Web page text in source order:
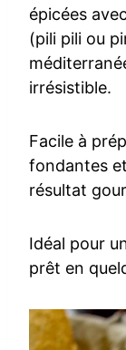
épicées
(pili pili ou
irrésistible.
Facile à
fondantes
résultat
Idéal pour
prêt en